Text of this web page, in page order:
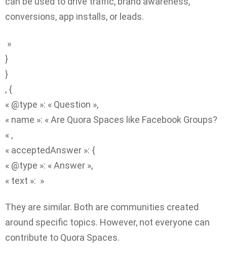
conversions, app installs, or leads.
»
}
}
, {
« @type »: « Question »,
« name »: « Are Quora Spaces like Facebook Groups?
« ,
« acceptedAnswer »: {
« @type »: « Answer »,
« text »: »
They are similar. Both are communities created
around specific topics. However, not everyone can
contribute to Quora Spaces.